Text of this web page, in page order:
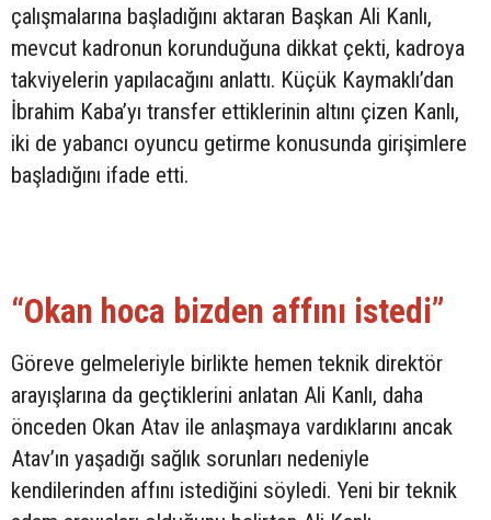
çalışmalarına başladığını aktaran Başkan Ali Kanlı,
mevcut kadronun korunduğuna dikkat çekti, kadroya
takviyelerin yapılacağını anlattı. Küçük Kaymaklı’dan
İbrahim Kaba’yı transfer ettiklerinin altını çizen Kanlı,
iki de yabancı oyuncu getirme konusunda girişimlere
başladığını ifade etti.
“Okan hoca bizden affını istedi”
Göreve gelmeleriyle birlikte hemen teknik direktör
arayışlarına da geçtiklerini anlatan Ali Kanlı, daha
önceden Okan Atav ile anlaşmaya vardıklarını ancak
Atav’ın yaşadığı sağlık sorunları nedeniyle
kendilerinden affını istediğini söyledi. Yeni bir teknik